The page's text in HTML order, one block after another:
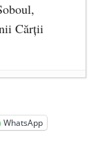
Cărţii
ca
octombrie
WhatsApp